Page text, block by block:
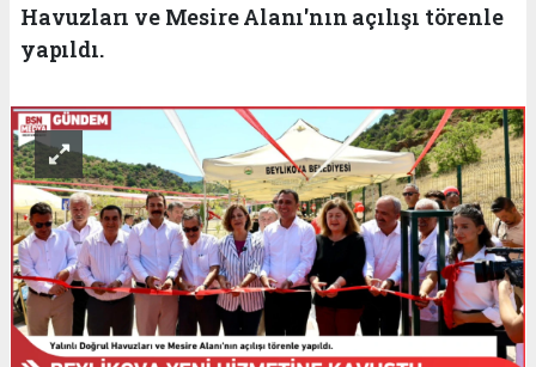
Havuzları ve Mesire Alanı'nın açılışı törenle
yapıldı.